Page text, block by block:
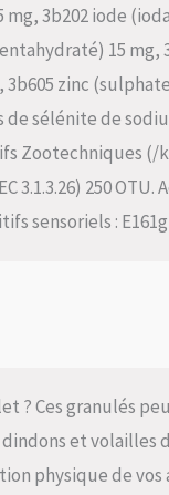
3b202 iode
15 mg,
zinc
sélénite de
Zootechniques (/
3.1.3.26) 250
sensoriels :
? Ces granulés
et volailles
physique de